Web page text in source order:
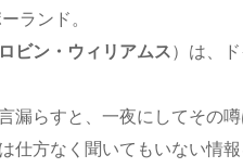
ランド。
ロビン・ウィリアムス）は、
漏らすと、一夜にしてその噂
仕方なく聞いてもいない情報